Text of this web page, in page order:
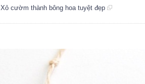
Xỏ cườm thành bông hoa tuyệt đẹp